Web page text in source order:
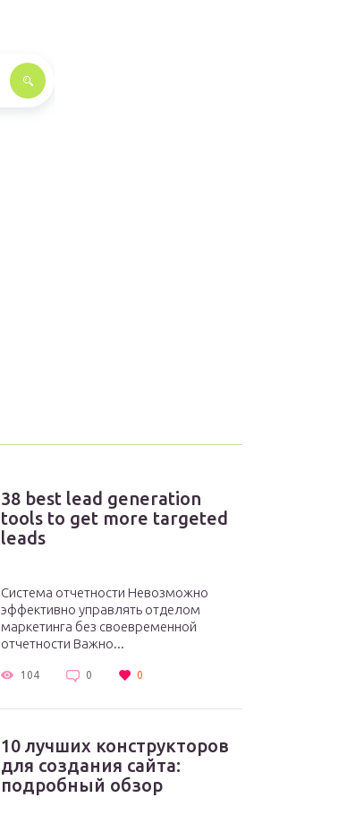
38 best lead generation
tools to get more targeted
leads
Система отчетности Невозможно
эффективно управлять отделом
маркетинга без своевременной
отчетности Важно...
104 0 0
10 лучших конструкторов
для создания сайта:
подробный обзор